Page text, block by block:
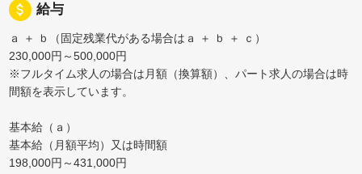
attach_money 給与
ａ ＋ ｂ（固定残業代がある場合はａ ＋ ｂ ＋ ｃ）
230,000円～500,000円
※フルタイム求人の場合は月額（換算額）、パート求人の場合は時
間額を表示しています。
基本給（ａ）
基本給（月額平均）又は時間額
198,000円～431,000円